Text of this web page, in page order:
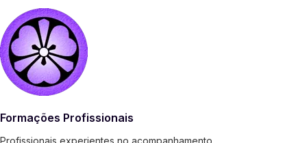
Formações Profissionais
Profissionais experientes no acompanhamento